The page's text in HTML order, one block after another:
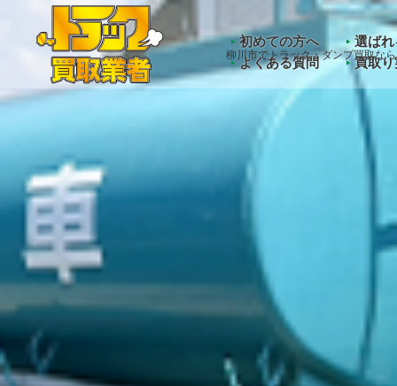
Warning : Undefined array key
柳川市でトラック・ダンプ買取な
初めての方へ
選ば
よくある質問
買取